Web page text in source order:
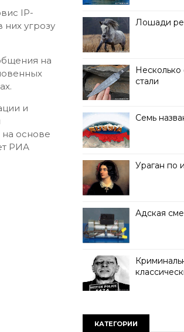
IP-
угрозу
на
и
основе
РИА
Лошади
Несколько
стали
Семь
Ураган по
Адская
КАТЕГОРИИ